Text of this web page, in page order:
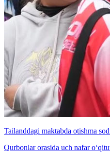
Tailanddagi maktabda otishma
Qurbonlar orasida uch nafar